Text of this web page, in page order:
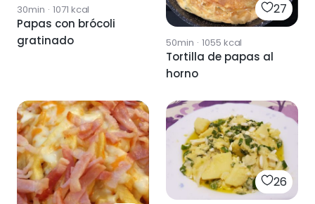
30min · 1071 kcal
Papas con brócoli
gratinado
27
50min · 1055 kcal
Tortilla de papas al
horno
26